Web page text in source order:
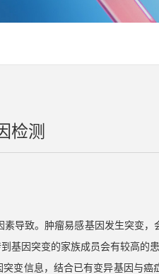
检测
导致。肿瘤易感基因发生突变，
基因突变的家族成员会有较高的患
变信息，结合已有变异基因与癌